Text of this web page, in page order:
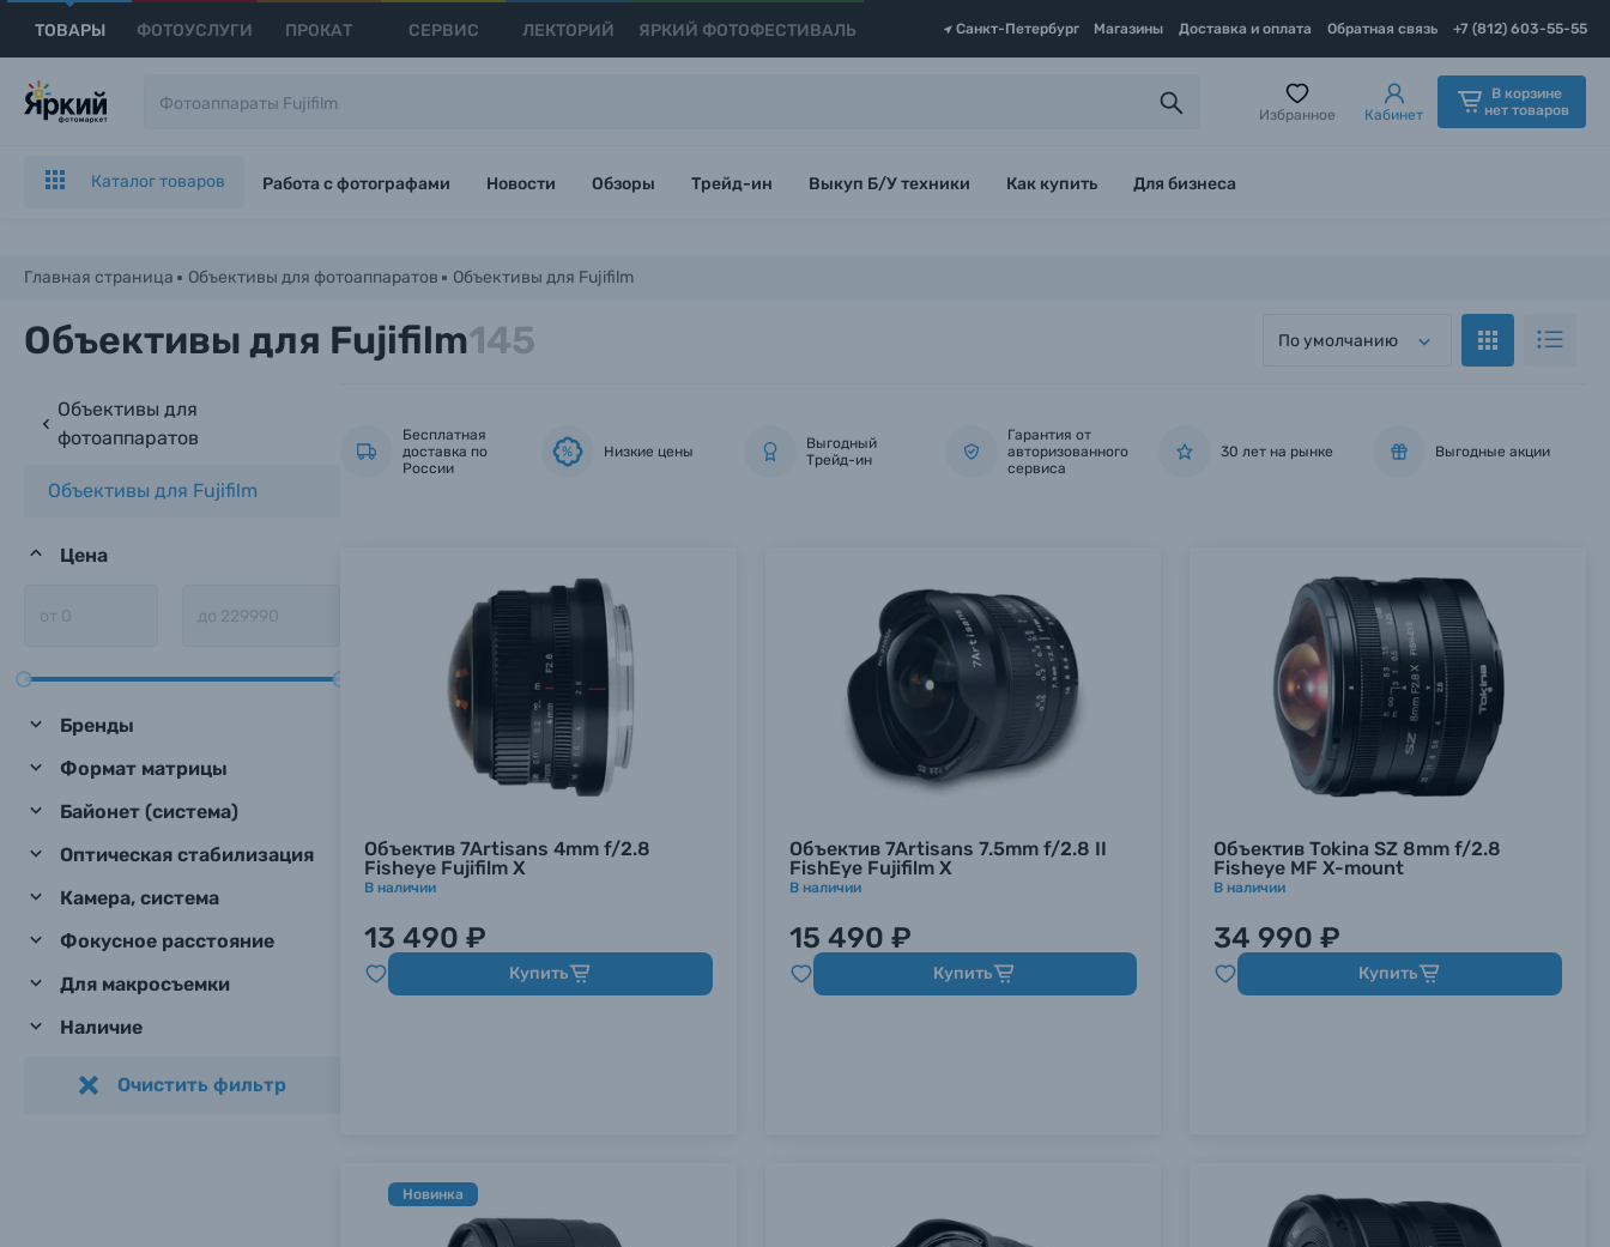
ТОВАРЫ ФОТОУСЛУГИ ПРОКАТ СЕРВИС ЛЕКТОРИЙ ЯРКИЙ ФОТОФЕСТИВАЛЬ Санкт-Петербург Магазины Доставка и оплата Обратная связь +7 (812) 603-55-55
Избранное Кабинет
В корзине
нет товаров
Каталог товаров Работа с фотографами Новости Обзоры Трейд-ин Выкуп Б/У техники Как купить Для бизнеса
Главная страница Объективы для фотоаппаратов Объективы для Fujifilm
Объективы для Fujifilm145 По умолчанию
Объективы для
фотоаппаратов
Объективы для Fujifilm
Цена
Бренды
Формат матрицы
Байонет (система)
Оптическая стабилизация
Камера, система
Фокусное расстояние
Для макросъемки
Наличие
Очистить фильтр
Бесплатная
доставка по
России
% Низкие цены
Выгодный
Трейд-ин
Гарантия от
авторизованного
сервиса
30 лет на рынке Выгодные акции
Объектив 7Artisans 4mm f/2.8
Fisheye Fujifilm X
В наличии
13 490 ₽
Купить
Объектив 7Artisans 7.5mm f/2.8 II
FishEye Fujifilm X
В наличии
15 490 ₽
Купить
Объектив Tokina SZ 8mm f/2.8
Fisheye MF X-mount
В наличии
34 990 ₽
Купить
Новинка